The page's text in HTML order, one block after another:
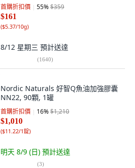
首購折扣價 55%$359
$161
($5.37/10g)
8/12 星期三 預計送達
(1640)
Nordic Naturals 好智Q魚油加強膠囊
NN22, 90顆, 1罐
首購折扣價 16%$1,210
$1,010
($11.22/1錠)
明天 8/9 (日) 預計送達
(3)